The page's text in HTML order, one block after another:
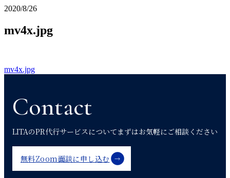
2020/8/26
mv4x.jpg
投
ナ
ゲ
シ
mv4x.jpg
Contact
LITAのPR代行サービスについてまずはお気軽にご相談ください
無料Zoom面談に申し込む